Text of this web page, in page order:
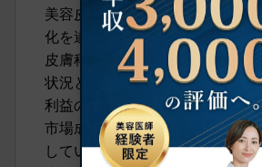
美容皮膚科の医師の転職市場は
化を遂げています。その主な理
皮膚科市場自体が近年で急成長
状況と、｢2024年度診療報酬改定
利益の変化が挙げられます。
市場成長によって求人数・転職
している中、特に雇用条件の良